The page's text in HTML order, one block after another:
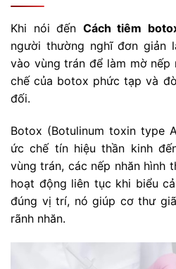
Khi nói đến Cách tiêm
người thường nghĩ đơn giản
vào vùng trán để làm mờ nếp
chế của botox phức tạp và
đối.
Botox (Botulinum toxin type
ức chế tín hiệu thần kinh
vùng trán, các nếp nhăn hình
hoạt động liên tục khi biểu
đúng vị trí, nó giúp cơ thư
rãnh nhăn.